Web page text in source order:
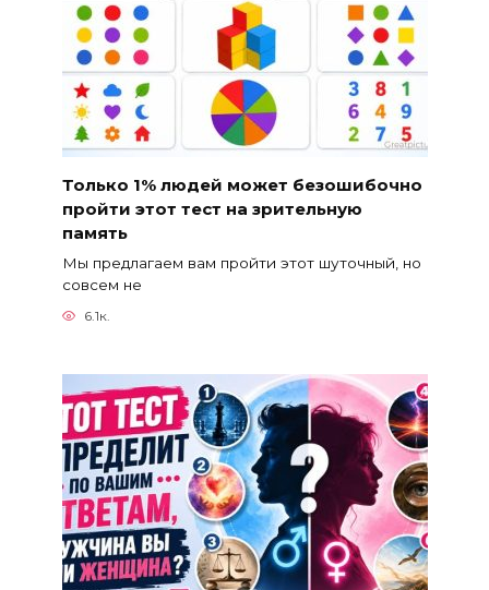
Только 1% людей может безошибочно
пройти этот тест на зрительную
память
Мы предлагаем вам пройти этот шуточный, но
совсем не
6.1к.